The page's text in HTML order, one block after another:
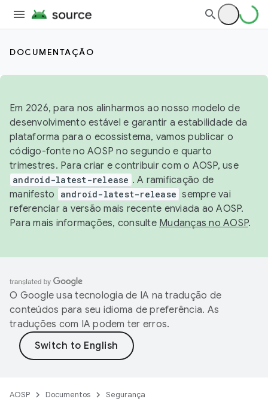
DOCUMENTAÇÃO
Em 2026, para nos alinharmos ao nosso modelo de
desenvolvimento estável e garantir a estabilidade da
plataforma para o ecossistema, vamos publicar o
código-fonte no AOSP no segundo e quarto
trimestres. Para criar e contribuir com o AOSP, use
android-latest-release . A ramificação de
manifesto
android-latest-release sempre vai
referenciar a versão mais recente enviada ao AOSP.
Para mais informações, consulte Mudanças no AOSP.
O Google usa tecnologia de IA na tradução de
conteúdos para seu idioma de preferência. As
traduções com IA podem ter erros.
AOSP Documentos Segurança